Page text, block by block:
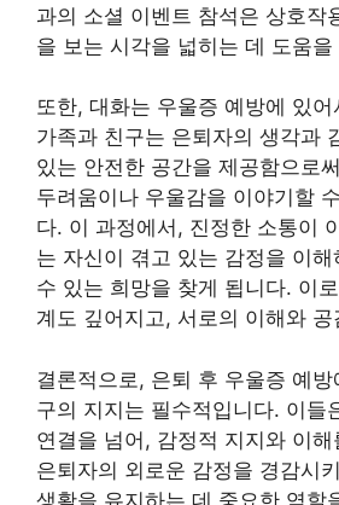
과의 소셜 이벤트 참석은 상호작
을 보는 시각을 넓히는 데 도움
또한, 대화는 우울증 예방에 있
가족과 친구는 은퇴자의 생각과
있는 안전한 공간을 제공함으로
두려움이나 우울감을 이야기할
다. 이 과정에서, 진정한 소통이
는 자신이 겪고 있는 감정을 이
수 있는 희망을 찾게 됩니다. 이
계도 깊어지고, 서로의 이해와
결론적으로, 은퇴 후 우울증 예
구의 지지는 필수적입니다. 이들
연결을 넘어, 감정적 지지와 이해
은퇴자의 외로운 감정을 경감시
생활을 유지하는 데 중요한 역할